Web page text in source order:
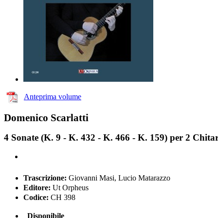
Anteprima volume
Domenico Scarlatti
4 Sonate (K. 9 - K. 432 - K. 466 - K. 159) per 2
Trascrizione: Giovanni Masi, Lucio Matarazzo
Editore: Ut Orpheus
Codice: CH 398
Disponibile